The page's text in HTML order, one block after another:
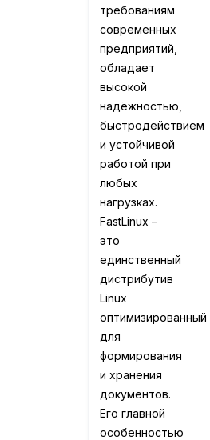
требованиям
современных
предприятий,
обладает
высокой
надёжностью,
быстродействием
и устойчивой
работой при
любых
нагрузках.
FastLinux –
это
единственный
дистрибутив
Linux
оптимизированный
для
формирования
и хранения
документов.
Его главной
особенностью